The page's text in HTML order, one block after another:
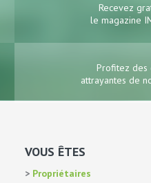
Recevez
le magazine
Profitez des
attrayantes de
VOUS ÊTES
Propriétaires